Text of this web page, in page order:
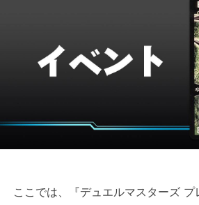
ここでは、『デュエルマスターズ